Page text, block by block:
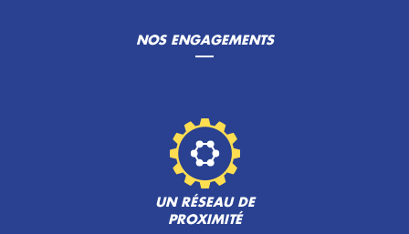
NOS ENGAGEMENTS
UN RÉSEAU DE
PROXIMITÉ